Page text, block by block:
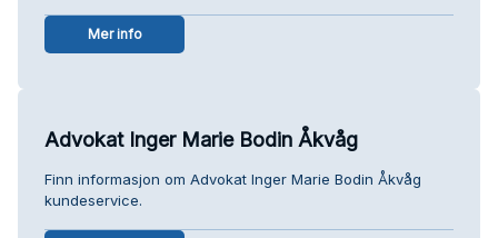
Mer info
Advokat Inger Marie Bodin Åkvåg
Finn informasjon om Advokat Inger Marie Bodin Åkvåg
kundeservice.